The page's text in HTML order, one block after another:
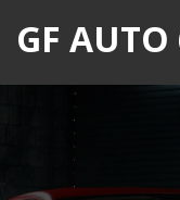
GF AUTO